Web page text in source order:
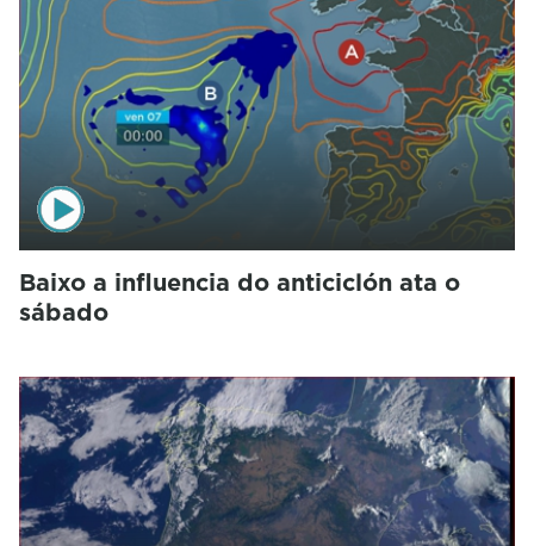
Baixo a influencia do anticiclón ata o
sábado